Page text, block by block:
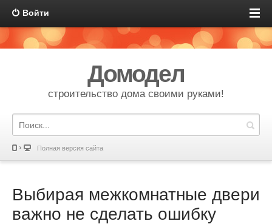
Войти
Домодел
строительство дома своими руками!
Полная версия сайта
Выбирая межкомнатные двери
важно не сделать ошибку